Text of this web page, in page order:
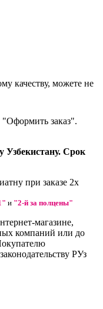
качеству, можете не
"Оформить заказ".
Узбекистану. Срок
при заказе 2х
и "2-й за полцены"
магазине,
компаний или до
РУз